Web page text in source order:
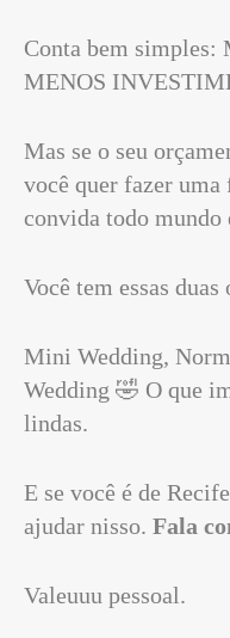
Conta bem
MENOS
Mas se o seu
você quer fazer uma
convida todo mundo
Você tem essas duas
Mini Wedding,
Wedding 🤣 O que
lindas.
E se você é de
ajudar nisso. Fala
Valeuuu pessoal.